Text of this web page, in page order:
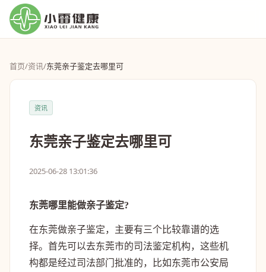
首页/资讯/东莞亲子鉴定去哪里可
资讯
东莞亲子鉴定去哪里可
2025-06-28 13:01:36
东莞哪里能做亲子鉴定?
在东莞做亲子鉴定，主要有三个比较靠谱的选
择。首先可以去东莞市的司法鉴定机构，这些机
构都是经过司法部门批准的，比如东莞市公安局